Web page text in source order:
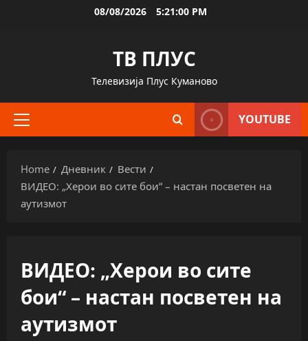
08/08/2026 5:21:01 PM
ТВ ПЛУС
Телевизија Плус Куманово
Primary
YOUTUBE
Home Дневник
Вести
ВИДЕО: „Херои во сите бои“ – настан посветен на
аутизмот
ВИДЕО: „Херои во сите
бои“ – настан посветен на
аутизмот